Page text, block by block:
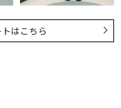
はこちら